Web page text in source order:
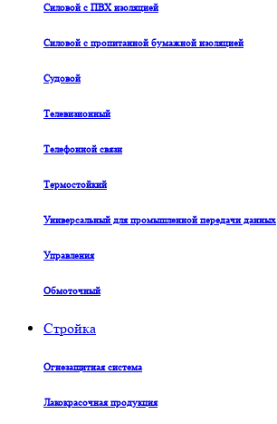
Силовой с ПВХ изоляцией
Силовой с пропитанной бумажной изоляцией
Судовой
Телевизионный
Телефонной связи
Термостойкий
Универсальный для промышленной передачи данных
Управления
Обмоточный
Стройка
Огнезащитная система
Лакокрасочная продукция